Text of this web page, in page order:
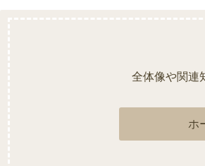
全体像や関連
ホ